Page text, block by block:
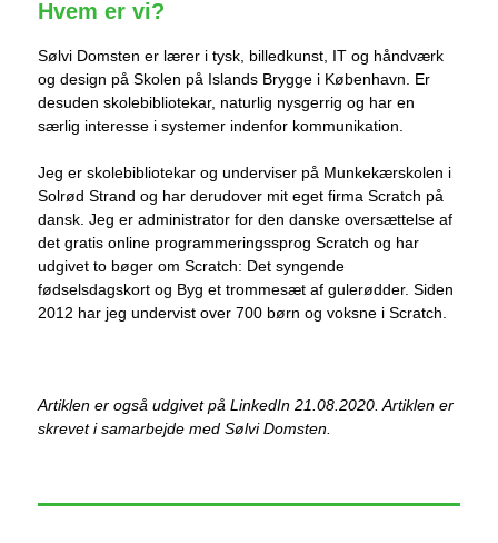
Hvem er vi?
Sølvi Domsten er lærer i tysk, billedkunst, IT og håndværk
og design på Skolen på Islands Brygge i København. Er
desuden skolebibliotekar, naturlig nysgerrig og har en
særlig interesse i systemer indenfor kommunikation.
Jeg er skolebibliotekar og underviser på Munkekærskolen i
Solrød Strand og har derudover mit eget firma Scratch på
dansk. Jeg er administrator for den danske oversættelse af
det gratis online programmeringssprog Scratch og har
udgivet to bøger om Scratch: Det syngende
fødselsdagskort og Byg et trommesæt af gulerødder. Siden
2012 har jeg undervist over 700 børn og voksne i Scratch.
Artiklen er også udgivet på LinkedIn 21.08.2020. Artiklen er
skrevet i samarbejde med Sølvi Domsten.